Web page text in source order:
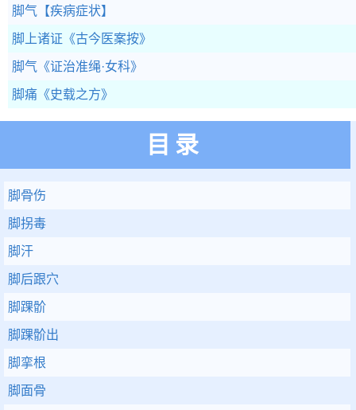
脚气 【疾病症状】
脚上诸证 《古今医案按》
脚气 《证治准绳·女科》
脚痛 《史载之方》
目录
脚骨伤
脚拐毒
脚汗
脚后跟穴
脚踝骱
脚踝骱出
脚挛根
脚面骨